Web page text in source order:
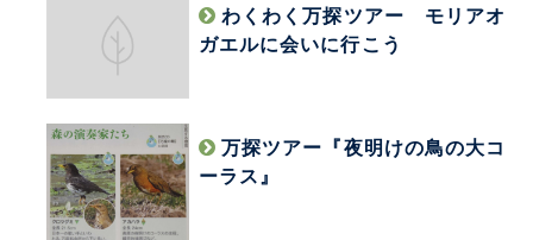
わくわく万探ツアー モリアオ
ガエルに会いに行こう
万探ツアー『夜明けの鳥の大コ
ーラス』